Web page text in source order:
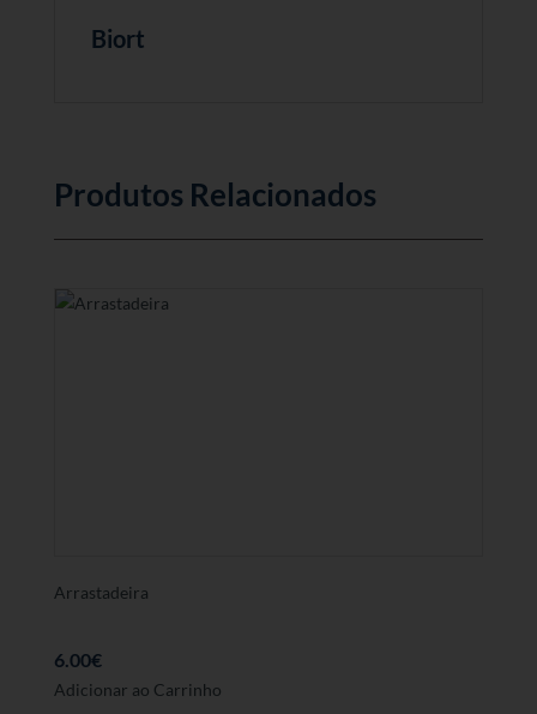
Biort
Produtos Relacionados
Arrastadeira
6.00€
Adicionar ao Carrinho